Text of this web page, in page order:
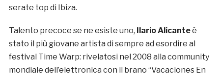
serate top di Ibiza.
Talento precoce se ne esiste uno, Ilario Alicanteè
stato il più giovane artista di sempre ad esordire al
festival Time Warp: rivelatosi nel 2008 alla community
mondiale dell’elettronica con il brano “Vacaciones En